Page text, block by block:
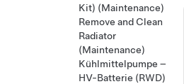
Kit) (Maintenance)
Remove and Clean
Radiator
(Maintenance)
Kühlmittelpumpe –
HV-Batterie (RWD)